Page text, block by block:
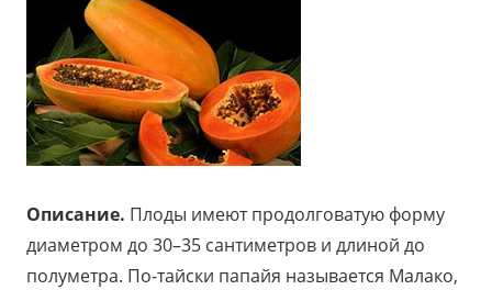
Описание. Плоды имеют продолговатую форму
диаметром до 30–35 сантиметров и длиной до
полуметра. По-тайски папайя называется Малако,